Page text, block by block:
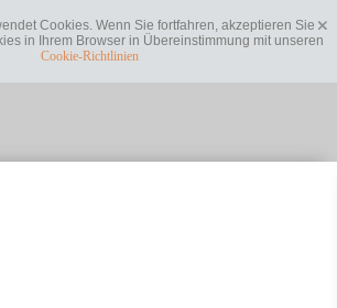
Cookies. Wenn Sie fortfahren, akzeptieren Sie
in Ihrem Browser in Übereinstimmung mit unseren
Cookie-Richtlinien